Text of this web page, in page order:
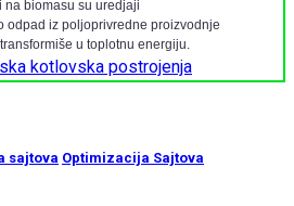
na biomasu su uredjaji
odpad iz poljoprivredne proizvodnje
u toplotnu energiju.
kotlovska postrojenja
sajtova Optimizacija Sajtova